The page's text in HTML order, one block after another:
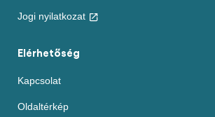
Jogi nyilatkozat
Elérhetőség
Kapcsolat
Oldaltérkép